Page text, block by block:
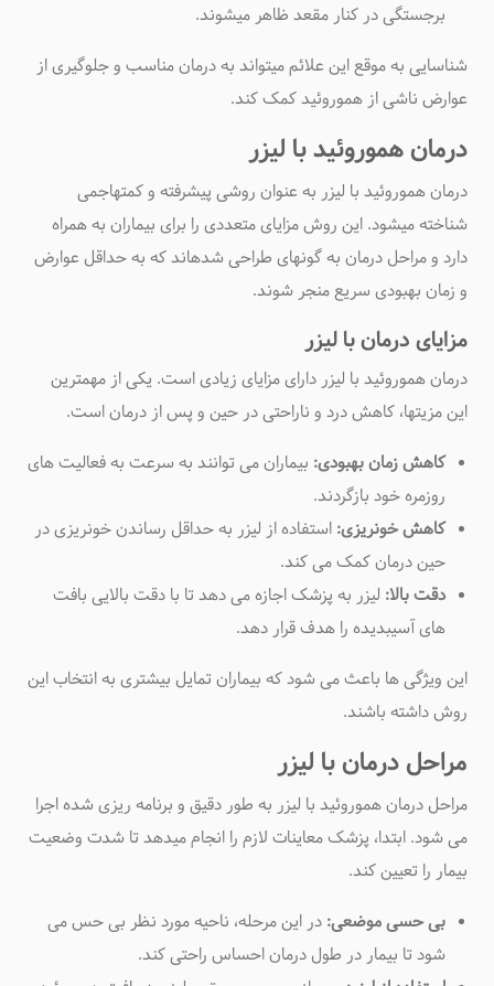
برجستگی در کنار مقعد ظاهر میشوند.
شناسایی به موقع این علائم میتواند به درمان مناسب و جلوگیری از
عوارض ناشی از هموروئید کمک کند.
درمان هموروئید با لیزر
درمان هموروئید با لیزر به عنوان روشی پیشرفته و کمتهاجمی
شناخته میشود. این روش مزایای متعددی را برای بیماران به همراه
دارد و مراحل درمان به گونهای طراحی شدهاند که به حداقل عوارض
و زمان بهبودی سریع منجر شوند.
مزایای درمان با لیزر
درمان هموروئید با لیزر دارای مزایای زیادی است. یکی از مهمترین
این مزیتها، کاهش درد و ناراحتی در حین و پس از درمان است.
کاهش زمان بهبودی: بیماران می توانند به سرعت به فعالیت های
روزمره خود بازگردند.
کاهش خونریزی: استفاده از لیزر به حداقل رساندن خونریزی در
حین درمان کمک می کند.
دقت بالا: لیزر به پزشک اجازه می دهد تا با دقت بالایی بافت
های آسیبدیده را هدف قرار دهد.
این ویژگی ها باعث می شود که بیماران تمایل بیشتری به انتخاب این
روش داشته باشند.
مراحل درمان با لیزر
مراحل درمان هموروئید با لیزر به طور دقیق و برنامه ریزی شده اجرا
می شود. ابتدا، پزشک معاینات لازم را انجام میدهد تا شدت وضعیت
بیمار را تعیین کند.
بی حسی موضعی: در این مرحله، ناحیه مورد نظر بی حس می
شود تا بیمار در طول درمان احساس راحتی کند.